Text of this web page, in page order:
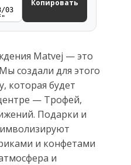
Копировать
Matvej — это
создали для этого
которая будет
— Трофей,
Подарки и
и конфетами
и